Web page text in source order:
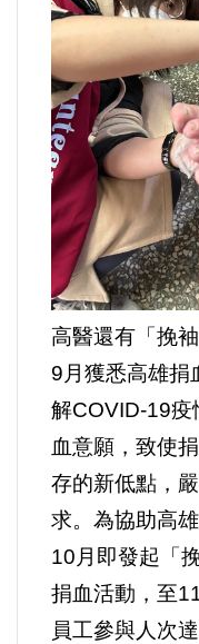
高醫還有「挽
9月獲悉高雄捐
解COVID-19疫
血意願，致使
存的新低點，
求。為協助高
10月即發起「
捐血活動，至
員工參與人次